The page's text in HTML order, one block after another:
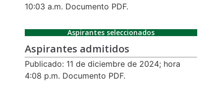
10:03 a.m. Documento PDF.
Aspirantes seleccionados
Aspirantes admitidos
Publicado: 11 de diciembre de 2024; hora
4:08 p.m. Documento PDF.